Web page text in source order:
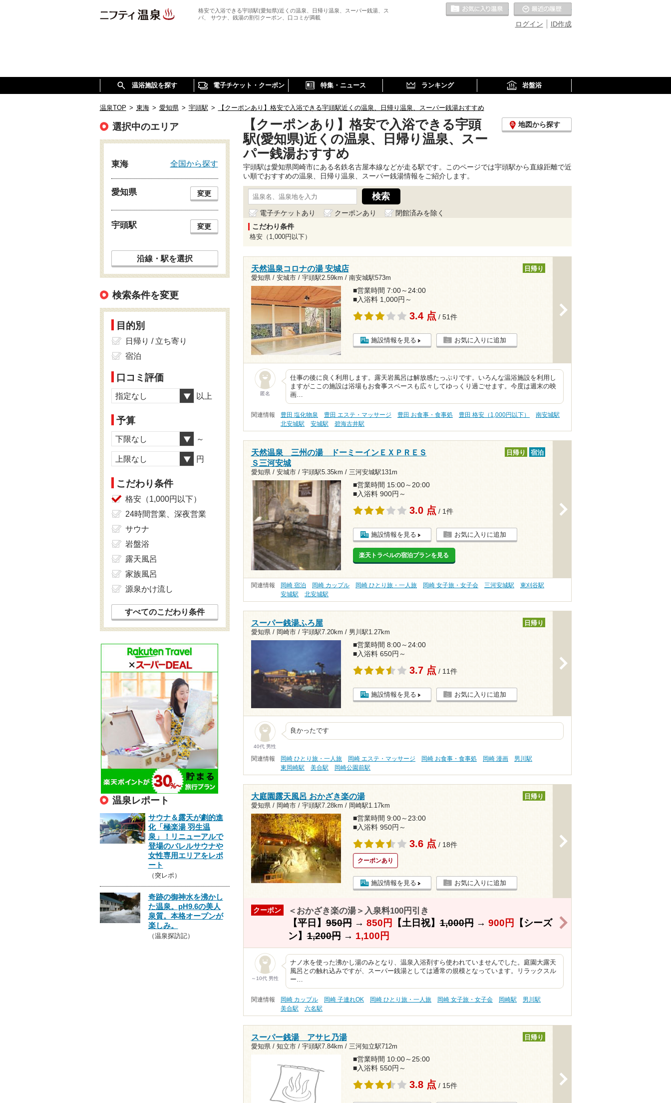
格安で入浴できる宇頭駅(愛知県)近くの温泉、日帰り温泉、スーパー銭湯、ス
パ、 サウナ、銭湯の割引クーポン、口コミが満載
ID作成
ログイン
お気に入りの温泉
温浴施設を探す 電子チケット・クーポン 特集・ニュース ランキング 岩盤浴
温泉TOP > 東海 > 愛知県 > 宇頭駅 > 【クーポンあり】格安で入浴できる宇頭駅近くの温泉、日帰り温泉、スーパー銭湯おすすめ
【クーポンあり】格安で入浴できる宇頭
駅(愛知県)近くの温泉、日帰り温泉、スー
パー銭湯おすすめ
地図から探す
宇頭駅は愛知県岡崎市にある名鉄名古屋本線などが走る駅です。このページでは宇頭駅から直線距離で近
い順でおすすめの温泉、日帰り温泉、スーパー銭湯情報をご紹介します。
電子チケットあり クーポンあり
閉館済みを除く
こだわり条件
格安（1,000円以下）
天然温泉コロナの湯 安城店
愛知県 / 安城市 / 宇頭駅2.59km / 南安城駅573m
日帰り
■営業時間 7:00～24:00
■入浴料 1,000円～
3.4 点 / 51件
施設情報を見る お気に入りに追加
匿名
仕事の後に良く利用します。露天岩風呂は解放感たっぷりです。いろんな温浴施設を利用し
ますがここの施設は浴場もお食事スペースも広々してゆっくり過ごせます。今度は週末の映
画…
関連情報 豊田 塩化物泉 豊田 エステ・マッサージ 豊田 お食事・食事処 豊田 格安（1,000円以下）
南安城駅
北安城駅
安城駅 碧海古井駅
天然温泉 三州の湯 ドーミーインＥＸＰＲＥＳ
Ｓ三河安城
愛知県 / 安城市 / 宇頭駅5.35km / 三河安城駅131m
日帰り 宿泊
■営業時間 15:00～20:00
■入浴料 900円～
3.0 点 / 1件
施設情報を見る お気に入りに追加
楽天トラベルの宿泊プランを見る
関連情報 岡崎 宿泊 岡崎 カップル 岡崎 ひとり旅・一人旅 岡崎 女子旅・女子会 三河安城駅
東刈谷駅
安城駅
北安城駅
スーパー銭湯ふろ屋
愛知県 / 岡崎市 / 宇頭駅7.20km / 男川駅1.27km
日帰り
■営業時間 8:00～24:00
■入浴料 650円～
3.7 点 / 11件
施設情報を見る お気に入りに追加
40代 男性
良かったです
関連情報 岡崎 ひとり旅・一人旅 岡崎 エステ・マッサージ 岡崎 お食事・食事処 岡崎 漫画
男川駅
東岡崎駅
美合駅 岡崎公園前駅
大庭園露天風呂 おかざき楽の湯
愛知県 / 岡崎市 / 宇頭駅7.28km / 岡崎駅1.17km
日帰り
■営業時間 9:00～23:00
■入浴料 950円～
3.6 点 / 18件
クーポンあり
施設情報を見る お気に入りに追加
クーポン ＜おかざき楽の湯＞入泉料100円引き
【平日】950円→ 850円 【土日祝】1,000円→ 900円
【シーズ
ン】1,200円→ 1,100円
>
～10代 男性
ナノ水を使った沸かし湯のみとなり、温泉入浴剤すら使われていませんでした。庭園大露天
風呂との触れ込みですが、スーパー銭湯としては通常の規模となっています。リラックスル
ー…
関連情報 岡崎 カップル 岡崎 子連れOK 岡崎 ひとり旅・一人旅 岡崎 女子旅・女子会 岡崎駅
男川駅
美合駅
六名駅
スーパー銭湯 アサヒ乃湯
愛知県 / 知立市 / 宇頭駅7.84km / 三河知立駅712m
日帰り
■営業時間 10:00～25:00
■入浴料 550円～
3.8 点 / 15件
選択中のエリア
東海 全国から探す
愛知県 変更
宇頭駅 変更
沿線・駅を選択
検索条件を変更
目的別
日帰り / 立ち寄り
宿泊
口コミ評価
指定なし 以上
予算
下限なし ～
上限なし 円
こだわり条件
格安（1,000円以下）
24時間営業、深夜営業
サウナ
岩盤浴
露天風呂
家族風呂
源泉かけ流し
すべてのこだわり条件
温泉レポート
サウナ＆露天が劇的進
化「極楽湯 羽生温
泉」！リニューアルで
登場のバレルサウナや
女性専用エリアをレポ
ート
（突レポ）
奇跡の御神水を沸かし
た温泉。pH9.6の美人
泉質。本格オープンが
楽しみ。
（温泉探訪記）